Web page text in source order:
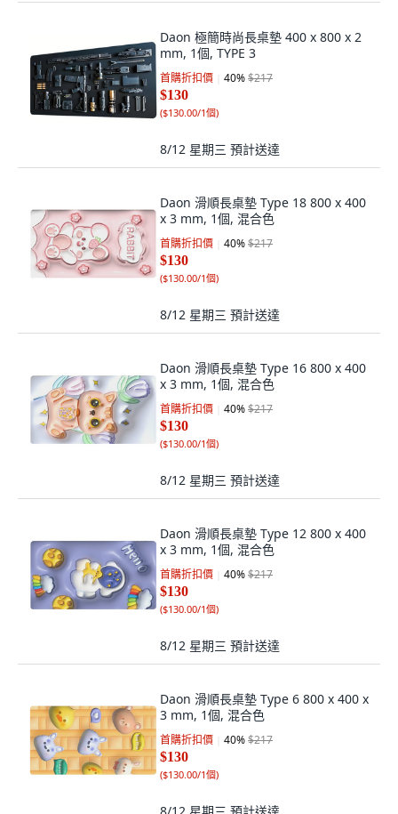
Daon 極簡時尚長桌墊 400 x 800 x 2
mm, 1個, TYPE 3
首購折扣價 40%$217
$130
($130.00/1個)
8/12 星期三 預計送達
Daon 滑順長桌墊 Type 18 800 x 400
x 3 mm, 1個, 混合色
首購折扣價 40%$217
$130
($130.00/1個)
8/12 星期三 預計送達
Daon 滑順長桌墊 Type 16 800 x 400
x 3 mm, 1個, 混合色
首購折扣價 40%$217
$130
($130.00/1個)
8/12 星期三 預計送達
Daon 滑順長桌墊 Type 12 800 x 400
x 3 mm, 1個, 混合色
首購折扣價 40%$217
$130
($130.00/1個)
8/12 星期三 預計送達
Daon 滑順長桌墊 Type 6 800 x 400 x
3 mm, 1個, 混合色
首購折扣價 40%$217
$130
($130.00/1個)